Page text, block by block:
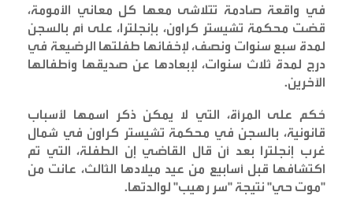
في واقعة صادمة تتلاشى معها كل معاني الأمومة،
قضت محكمة تشيستر كراون، بإنجلترا، على أم بالسجن
لمدة سبع سنوات ونصف، لإخفائها طفلتها الرضيعة في
درج لمدة ثلاث سنوات، لإبعادها عن صديقها وأطفالها
الآخرين.
حُكم على المرأة، التي لا يمكن ذكر اسمها لأسباب
قانونية، بالسجن في محكمة تشيستر كراون في شمال
غرب إنجلترا بعد أن قال القاضي إن الطفلة، التي تم
اكتشافها قبل أسابيع من عيد ميلادها الثالث، عانت من
"موت حي" نتيجة "سر رهيب" لوالدتها.